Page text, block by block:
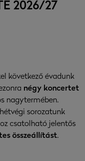
2026/27
következő évadunk
négy koncertet
nagytermében.
sorozatunk
csatolható jelentős
összeállítást.